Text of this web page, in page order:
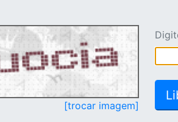
[trocar imagem]